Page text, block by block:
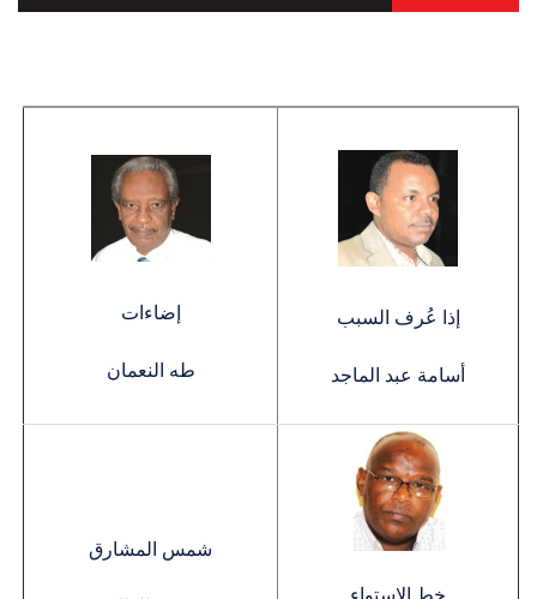
إذا عُرف السبب
أسامة عبد الماجد
إضاءات
طه النعمان
شمس المشارق